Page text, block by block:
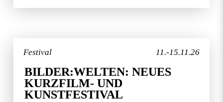
11.-15.11.26
Festival
BILDER:WELTEN: NEUES
KURZFILM- UND
KUNSTFESTIVAL